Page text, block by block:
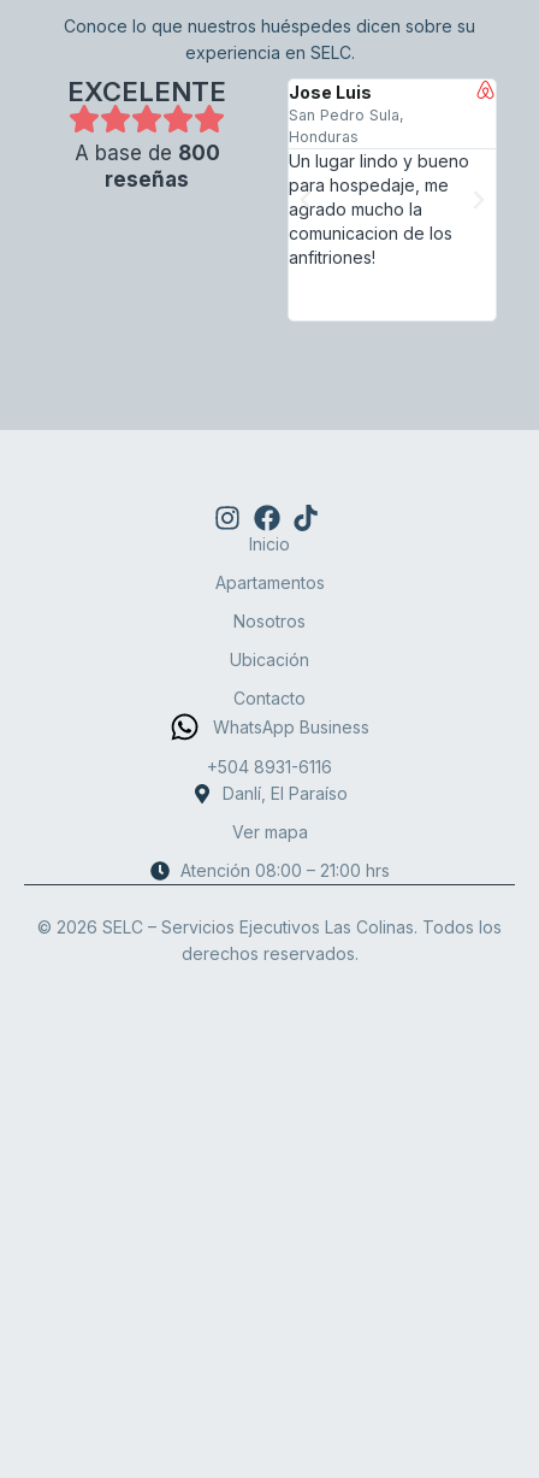
Conoce lo que nuestros huéspedes dicen sobre su
experiencia en SELC.
EXCELENTE
A base de 800
reseñas
Jose Luis
San Pedro Sula,
Honduras
Un lugar lindo y bueno
para hospedaje, me
agrado mucho la
comunicacion de los
anfitriones!
Inicio
Apartamentos
Nosotros
Ubicación
Contacto
WhatsApp Business
+504 8931-6116
Danlí, El Paraíso
Ver mapa
Atención 08:00 – 21:00 hrs
© 2026 SELC – Servicios Ejecutivos Las Colinas. Todos los
derechos reservados.